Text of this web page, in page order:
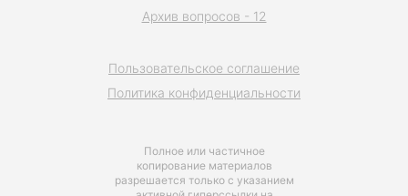
Полное или частичное
копирование материалов
разрешается только с указанием
Пользовательское соглашение
Политика конфиденциальности
Архив вопросов - 12